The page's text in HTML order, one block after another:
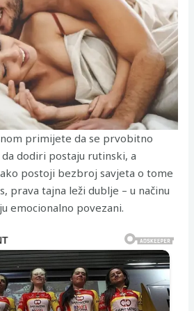
primijete da se prvobitno
dodiri postaju rutinski, a
postoji bezbroj savjeta o tome
prava tajna leži dublje – u načinu
emocionalno povezani.